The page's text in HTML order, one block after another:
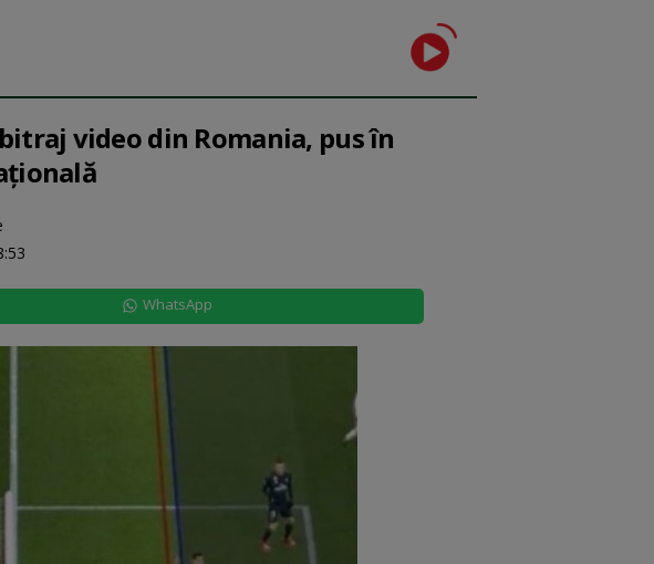
video din Romania, pus în
WhatsApp